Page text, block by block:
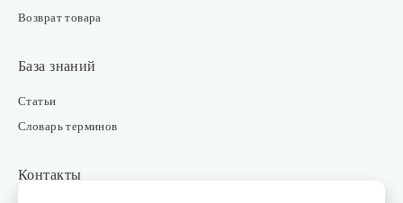
Возврат товара
База знаний
Статьи
Словарь терминов
Контакты